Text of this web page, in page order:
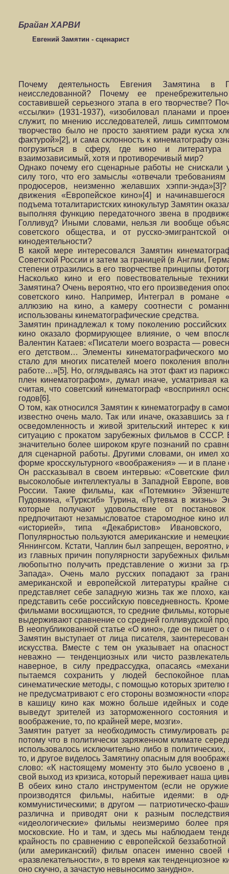
Брайан ХАРВИ
Евгений Замятин - сценарист
Почему деятельность Евгения Замятина в
неисследованной? Почему ее
составившей серьезного этапа в его творчестве?
«ссылки» (1931-1937), «изобиловал планами и
служит, по мнению исследователей, лишь
творчество было не просто занятием ради куска
фактурой»[2], и сама склонность к кинематографу
погрузиться в сферу, где кино и
взаимозависимый, хотя и противоречивый мир?
Однако почему его сценарные работы не
силу того, что его замыслы «отвечали
продюсеров, неизменно желавших хэппи-
движения «Европейское кино»[4] и
подъема тоталитаристских кинокультур Замятин
выполняя функцию передаточного звена в
Голливуд? Иными словами, нельзя ли вообще
советского общества, и от русско-
кинодеятельности?
В какой мере интересовался Замятин
Советской России и затем за границей (в Англии,
степени отразились в его творчестве принципы
Насколько кино и его повествовательные
Замятина? Очень вероятно, что его произведения
советского кино. Например, Интеграл в романе
аллюзию на кино, а камеру соотнести с
использованы кинематографические средства.
Замятин принадлежал к тому поколению российских
кино оказало формирующее влияние, о чем
Валентин Катаев: «Писатели моего возраста —
его детством… Элементы кинематографического
стало для многих писателей моего поколения
работе…»[5]. Но, оглядываясь на этот факт из
плен кинематографом», думал иначе, усматривая
считая, что советский кинематограф «воспринял
годов[6].
О том, как относился Замятин к кинематографу в
известно очень мало. Так или иначе, оказавшись за
осведомленность и живой зрительский интерес к
ситуацию с прокатом зарубежных фильмов в СССР.
значительно более широком круге познаний по
для сценарной работы. Другими словами, он имел
форме кросскультурного «воображения» — и в плане
Он рассказывал в своем интервью: «Советские
высоколобые интеллектуалы в Западной Европе,
России. Такие фильмы, как «Потемкин»
Пудовкина, «Турксиб» Турина, «Путевка в жизнь»
которые получают удовольствие от
предпочитают незамысловатое старомодное
«историей», типа «Декабристов»
Популярностью пользуются американские и
Яннингсом. Кстати, Чаплин был запрещен, вероятно,
из главных причин популярности зарубежных
любопытно получить представление о жизни за
Запада». Очень мало русских попадают за
американской и европейской литературы крайне
представляет себе западную жизнь так же плохо,
представить себе российскую повседневность.
фильмами восхищаются, то средние фильмы,
выдерживают сравнение со средней голливудской
В неопубликованной статье «О кино», где он пишет о
Замятин выступает от лица писателя,
искусства. Вместе с тем он указывает на
неважно — тенденциозных или чисто
наверное, в силу предрассудка, опасаясь
пытаемся сохранить у людей беспокойное
синематические методы, с помощью которых зрителю
не предусматривают с его стороны возможности
в кашицу кино как можно больше идейных и
выведут зрителей из заторможенного состояния
воображение, то, по крайней мере, мозги».
Замятин ратует за необходимость стимулировать
потому что в политически заряженном климате
использовалось исключительно либо в
то, и другое виделось Замятину опасным для
слово: «К настоящему моменту это было усвоено в
свой выход из кризиса, который переживает наша
В обеих кино стало инструментом (если не
производятся фильмы, набитые идеями: в
коммунистическими; в другом — патриотическо-
различна и приводят они к разным
«идеологические» фильмы неизмеримо более
московские. Но и там, и здесь мы наблюдаем
крайность по сравнению с европейской
(или американский) фильм опасен именно своей
«развлекательности», в то время как
оно скучно, а зачастую невыносимо занудно».